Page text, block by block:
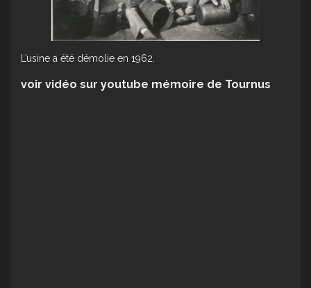
L’usine a été démolie en 1962.
voir vidéo sur youtube mémoire de Tournus